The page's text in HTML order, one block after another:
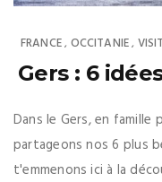
FRANCE, OCCITANIE,
Gers : 6
Dans le Gers, en
partageons nos 6 plus
t'emmenons ici à la